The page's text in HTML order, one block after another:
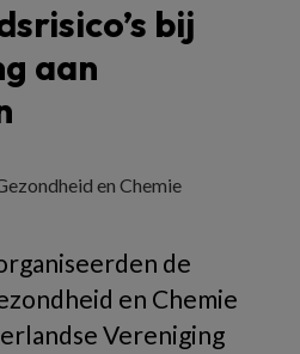
bij
aan
en Chemie
de
en Chemie
Vereniging